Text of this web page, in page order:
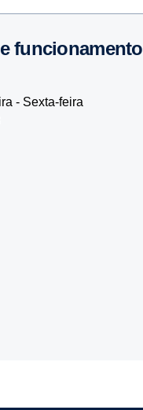
funcionamento
- Sexta-feira